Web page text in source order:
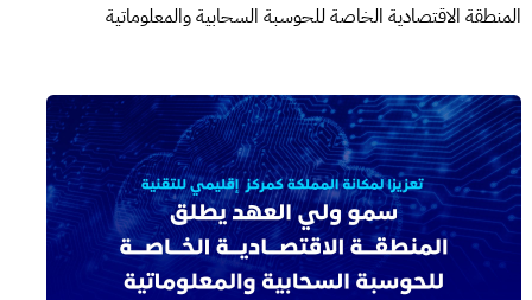
المنطقة الاقتصادية الخاصة للحوسبة السحابية والمعلوماتية